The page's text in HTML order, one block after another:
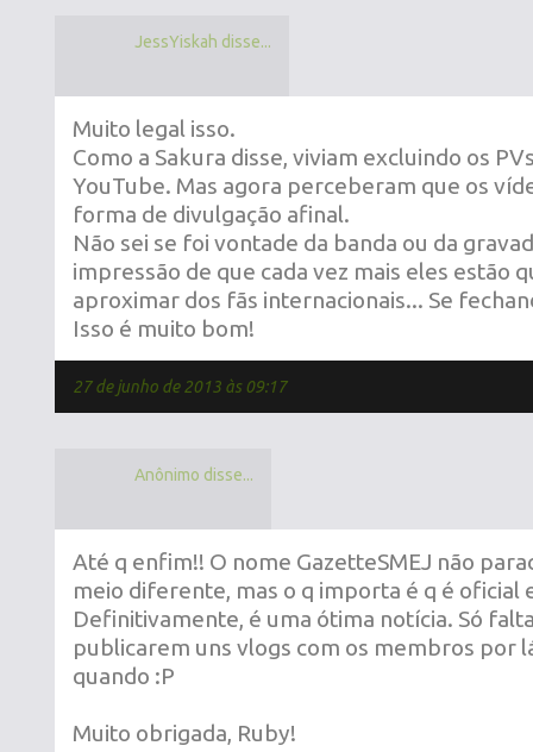
JessYiskah disse...
Muito legal isso.
Como a Sakura disse, viviam excluindo os
YouTube. Mas agora perceberam que os
forma de divulgação afinal.
Não sei se foi vontade da banda ou da
impressão de que cada vez mais eles estão
aproximar dos fãs internacionais... Se
Isso é muito bom!
27 de junho de 2013 às 09:17
Anônimo disse...
Até q enfim!! O nome GazetteSMEJ não
meio diferente, mas o q importa é q é oficial
Definitivamente, é uma ótima notícia. Só
publicarem uns vlogs com os membros por
quando :P
Muito obrigada, Ruby!